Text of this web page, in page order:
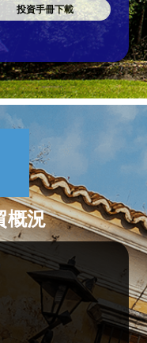
投資手冊下載
概況